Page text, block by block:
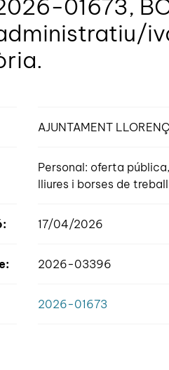
01673,
AJUNTAMENT
Personal: oferta
lliures i borses de treball
17/04/2026
2026-03396
2026-01673